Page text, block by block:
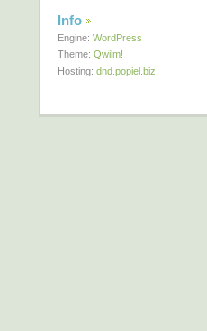
Info
Engine: WordPress
Theme: Qwilm!
Hosting: dnd.popiel.biz